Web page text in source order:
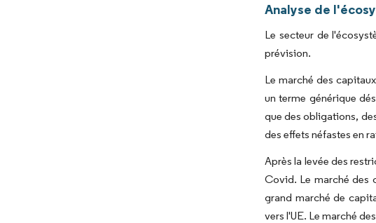
Analyse de
Le secteur de
prévision.
Le marché des
un terme générique
que des obligations,
des effets néfastes en
Après la levée des
Covid. Le marché des
grand marché de
vers l'UE. Le marché